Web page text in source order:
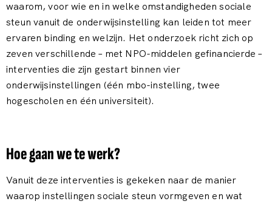
waarom, voor wie en in welke omstandigheden sociale
steun vanuit de onderwijsinstelling kan leiden tot meer
ervaren binding en welzijn. Het onderzoek richt zich op
zeven verschillende – met NPO-middelen gefinancierde –
interventies die zijn gestart binnen vier
onderwijsinstellingen (één mbo-instelling, twee
hogescholen en één universiteit).
Hoe gaan we te werk?
Vanuit deze interventies is gekeken naar de manier
waarop instellingen sociale steun vormgeven en wat